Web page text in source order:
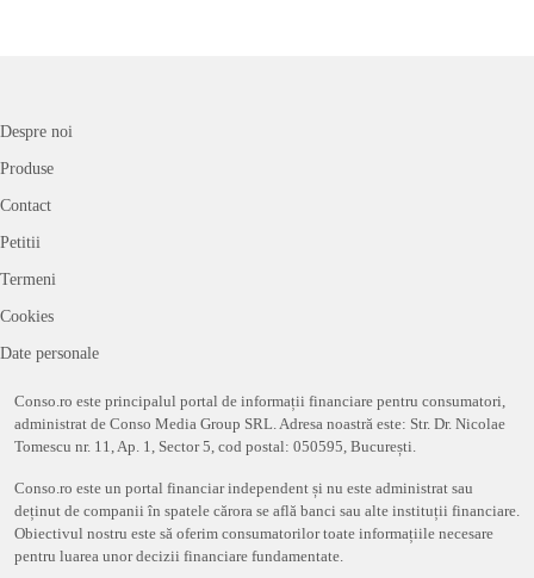
Despre noi
Produse
Contact
Petitii
Termeni
Cookies
Date personale
Conso.ro este principalul portal de informații financiare pentru consumatori,
administrat de Conso Media Group SRL. Adresa noastră este: Str. Dr. Nicolae
Tomescu nr. 11, Ap. 1, Sector 5, cod postal: 050595, București.
Conso.ro este un portal financiar independent și nu este administrat sau
deținut de companii în spatele cărora se află banci sau alte instituții financiare.
Obiectivul nostru este să oferim consumatorilor toate informațiile necesare
pentru luarea unor decizii financiare fundamentate.